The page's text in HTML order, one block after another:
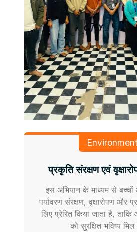
प्रकृति संरक्षण एवं
इस अभियान के माध्यम से
पर्यावरण संरक्षण, वृक्षारोपण और
लिए प्रेरित किया जाता है, ताकि
को सुरक्षित भविष्य